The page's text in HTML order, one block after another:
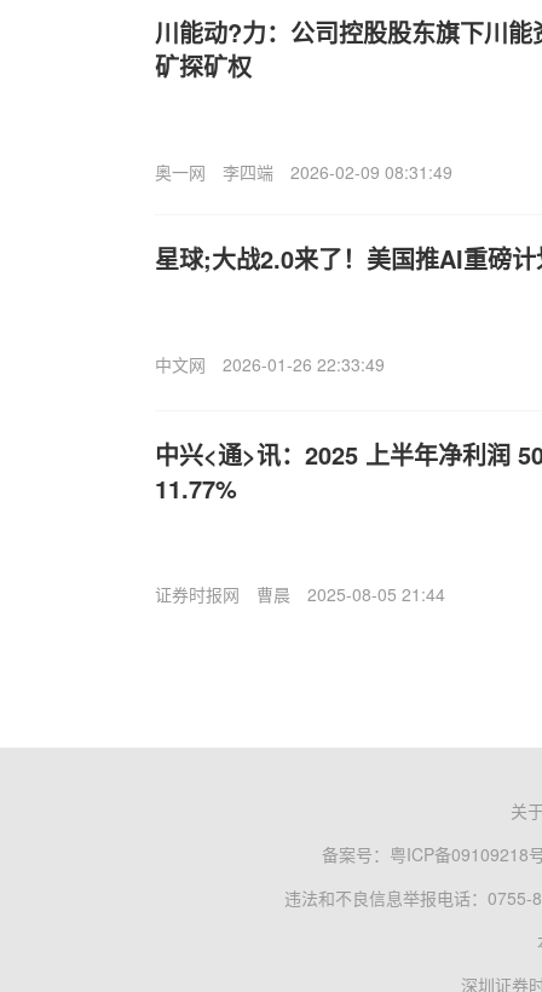
川能动?力：公司控股股东旗下川
矿探矿权
奥一网 李四端 2026-02-09 08:31:49
星球;大战2.0来了！美国推AI重磅
中文网 2026-01-26 22:33:49
中兴<通>讯：2025 上半年净利润
11.77%
证券时报网 曹晨 2025-08-05 21:44
关
备案号： 粤ICP备09109218
违法和不良信息举报电话：0755-
深圳证券